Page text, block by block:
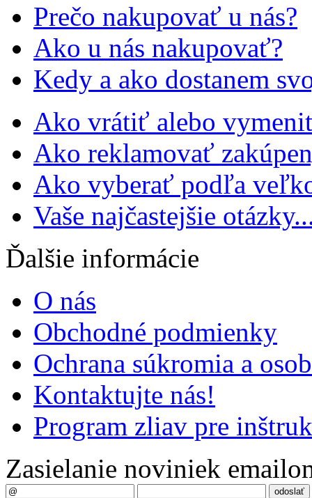
Prečo nakupovať u nás?
Ako u nás nakupovať?
Kedy a ako dostanem
Ako vrátiť alebo
Ako reklamovať
Ako vyberať podľa
Vaše najčastejšie
Ďalšie informácie
O nás
Obchodné podmienky
Ochrana súkromia a
Kontaktujte nás!
Program zliav pre
Zasielanie noviniek